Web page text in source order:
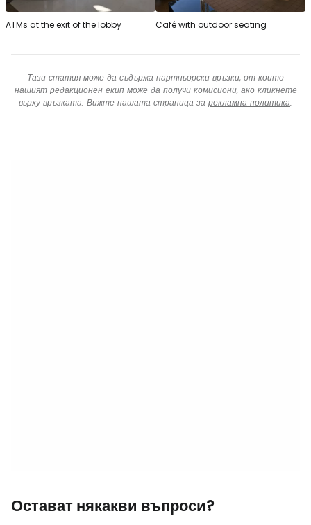
ATMs at the exit of the lobby Café with outdoor seating
Тази статия може да съдържа партньорски връзки, от които
нашият редакционен екип може да получи комисиони, ако кликнете
върху връзката. Вижте нашата страница за рекламна политика.
Остават някакви въпроси?